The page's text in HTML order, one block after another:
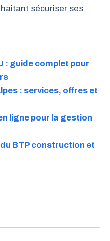
sécuriser ses
: guide complet pour
: services, offres et
ligne pour la gestion
BTP construction et